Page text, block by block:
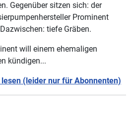
Gegenüber sitzen sich: der
Prominent
tiefe Gräben.
will einem ehemaligen
kündigen...
(leider nur für Abonnenten)